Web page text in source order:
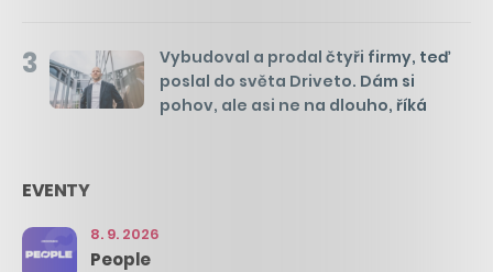
3
Vybudoval a prodal čtyři firmy, teď
poslal do světa Driveto. Dám si
pohov, ale asi ne na dlouho, říká
EVENTY
8. 9. 2026
People